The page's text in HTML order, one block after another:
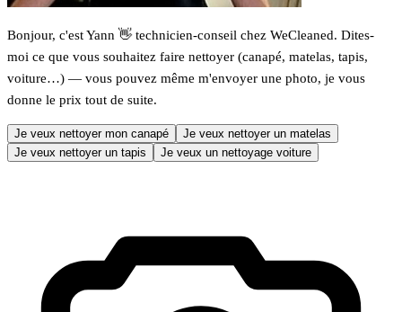
Bonjour, c'est Yann 👋 technicien-conseil chez WeCleaned. Dites-
moi ce que vous souhaitez faire nettoyer (canapé, matelas, tapis,
voiture…) — vous pouvez même m'envoyer une photo, je vous
donne le prix tout de suite.
Je veux nettoyer mon canapé
Je veux nettoyer un matelas
Je veux nettoyer un tapis
Je veux un nettoyage voiture